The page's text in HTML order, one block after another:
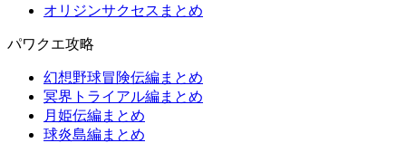
オリジンサクセスまとめ
パワクエ攻略
幻想野球冒険伝編まとめ
冥界トライアル編まとめ
月姫伝編まとめ
球炎島編まとめ